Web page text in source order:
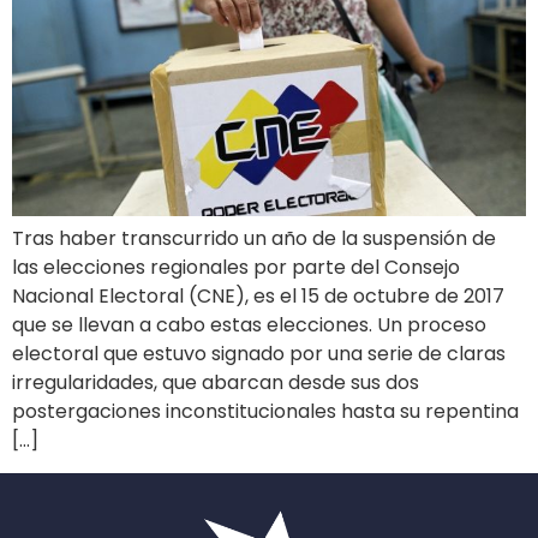
Tras haber transcurrido un año de la suspensión de
las elecciones regionales por parte del Consejo
Nacional Electoral (CNE), es el 15 de octubre de 2017
que se llevan a cabo estas elecciones. Un proceso
electoral que estuvo signado por una serie de claras
irregularidades, que abarcan desde sus dos
postergaciones inconstitucionales hasta su repentina
[…]